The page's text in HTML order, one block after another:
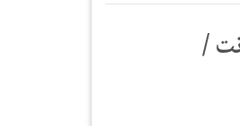
/ جوانی دا شاعر ۔۔۔۔ساحر لدھیانوی/بلونت